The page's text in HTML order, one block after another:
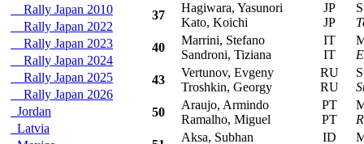
Rally Japan 2010
Rally Japan 2022
Rally Japan 2023
Rally Japan 2024
Rally Japan 2025
Rally Japan 2026
Jordan
Latvia
37
Hagiwara, Yasunori
Kato, Koichi
JP
JP
40
Marrini, Stefano
Sandroni, Tiziana
IT
IT
43
Vertunov, Evgeny
Troshkin, Georgy
RU
RU
50
Araujo, Armindo
Ramalho, Miguel
PT
PT
Aksa, Subhan
ID